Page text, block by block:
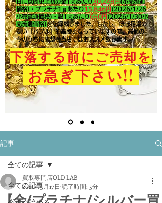
日には歴史上初の金1ｇあたり30,248円 (小売流通
価格)・プラチナ1ｇあたり15,846円 (2026/1/26
小売流通価格)・銀1ｇあたり650円 (2026/1/30小
売流通価格)を記録致しました。​しかし、ほぼ足場の
ない「バブル」的高騰となっていますので、高値の
今のうちに売却を当店ではおススメ致します。
下落する前にご売却を
お急ぎ下さい!!
記事
全ての記事
全ての記事
買取専門店OLD LAB
2021年5月17日 読了時間: 5分